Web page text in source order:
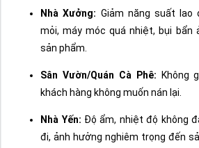
Nhà Xưởng: Giảm năng suất lao
mỏi, máy móc quá nhiệt, bụi bẩn
sản phẩm.
Sân Vườn/Quán Cà Phê: Không
khách hàng không muốn nán lại.
Nhà Yến: Độ ẩm, nhiệt độ không
đi, ảnh hưởng nghiêm trọng đến